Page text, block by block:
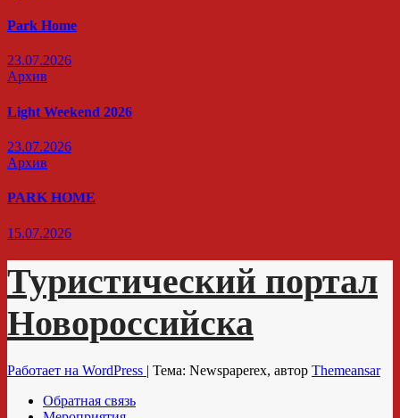
Park Home
23.07.2026
Архив
Light Weekend 2026
23.07.2026
Архив
PARK HOME
15.07.2026
Туристический портал
Новороссийска
Работает на WordPress | Тема: Newspaperex, автор Themeansar
Обратная связь